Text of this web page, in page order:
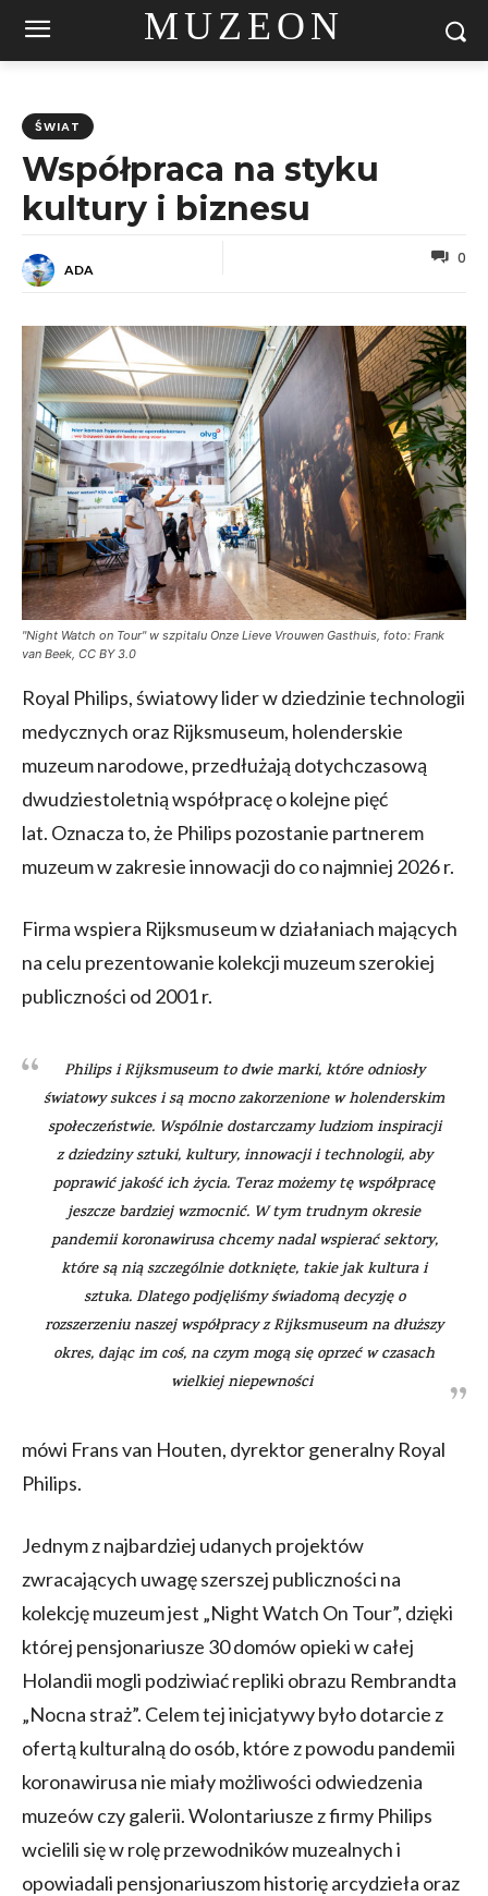
MUZEON
ŚWIAT
Współpraca na styku
kultury i biznesu
ADA
0
"Night Watch on Tour" w szpitalu Onze Lieve Vrouwen Gasthuis, foto: Frank
van Beek, CC BY 3.0
Royal Philips, światowy lider w dziedzinie technologii
medycznych oraz Rijksmuseum, holenderskie
muzeum narodowe, przedłużają dotychczasową
dwudziestoletnią współpracę o kolejne pięć
lat. Oznacza to, że Philips pozostanie partnerem
muzeum w zakresie innowacji do co najmniej 2026 r.
Firma wspiera Rijksmuseum w działaniach mających
na celu prezentowanie kolekcji muzeum szerokiej
publiczności od 2001 r.
Philips i Rijksmuseum to dwie marki, które odniosły
światowy sukces i są mocno zakorzenione w holenderskim
społeczeństwie. Wspólnie dostarczamy ludziom inspiracji
z dziedziny sztuki, kultury, innowacji i technologii, aby
poprawić jakość ich życia. Teraz możemy tę współpracę
jeszcze bardziej wzmocnić. W tym trudnym okresie
pandemii koronawirusa chcemy nadal wspierać sektory,
które są nią szczególnie dotknięte, takie jak kultura i
sztuka. Dlatego podjęliśmy świadomą decyzję o
rozszerzeniu naszej współpracy z Rijksmuseum na dłuższy
okres, dając im coś, na czym mogą się oprzeć w czasach
wielkiej niepewności
mówi Frans van Houten, dyrektor generalny Royal
Philips.
Jednym z najbardziej udanych projektów
zwracających uwagę szerszej publiczności na
kolekcję muzeum jest „Night Watch On Tour”, dzięki
której pensjonariusze 30 domów opieki w całej
Holandii mogli podziwiać repliki obrazu Rembrandta
„Nocna straż”. Celem tej inicjatywy było dotarcie z
ofertą kulturalną do osób, które z powodu pandemii
koronawirusa nie miały możliwości odwiedzenia
muzeów czy galerii. Wolontariusze z firmy Philips
wcielili się w rolę przewodników muzealnych i
opowiadali pensjonariuszom historię arcydzieła oraz